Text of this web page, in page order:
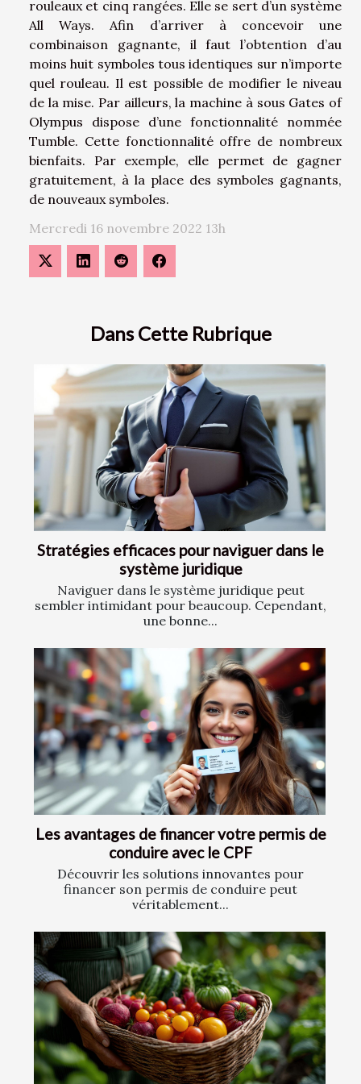
Dans Cette Rubrique
Stratégies efficaces pour naviguer dans le
système juridique
Naviguer dans le système juridique peut
sembler intimidant pour beaucoup. Cependant,
une bonne...
Les avantages de financer votre permis de
conduire avec le CPF
Découvrir les solutions innovantes pour
financer son permis de conduire peut
véritablement...
rouleaux et cinq rangées. Elle se sert d’un système
All Ways. Afin d’arriver à concevoir une
combinaison gagnante, il faut l’obtention d’au
moins huit symboles tous identiques sur n’importe
quel rouleau. Il est possible de modifier le niveau
de la mise. Par ailleurs, la machine à sous Gates of
Olympus dispose d’une fonctionnalité nommée
Tumble. Cette fonctionnalité offre de nombreux
bienfaits. Par exemple, elle permet de gagner
gratuitement, à la place des symboles gagnants,
de nouveaux symboles.
Mercredi 16 novembre 2022 13h